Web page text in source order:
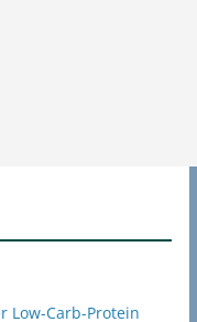
Low-Carb-Protein